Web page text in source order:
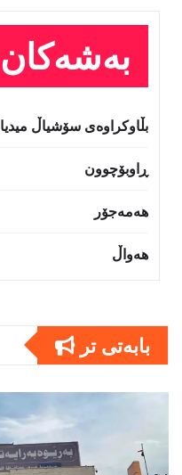
بەشەکان
بڵاوکراوەی سۆشیاڵ میدیا
ڕاوبۆچوون
هەمەجۆر
هەواڵ
بابەتى تر